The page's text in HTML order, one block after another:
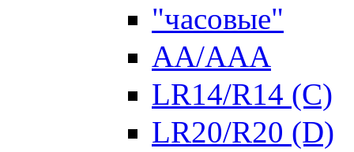
"часовые"
AA/AAA
LR14/R14 (C)
LR20/R20 (D)